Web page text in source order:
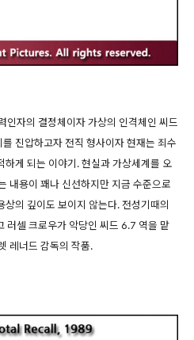
인자의 결정체이자 가상의 인격체인 씨드
진압하고자 전직 형사이자 현재는 죄수
게 되는 이야기. 현실과 가상세계를 오
내용이 꽤나 신선하지만 지금 수준으로
의 깊이도 보이지 않는다. 전성기때의
러셀 크로우가 악당인 씨드 6.7 역을 맡
레너드 감독의 작품.